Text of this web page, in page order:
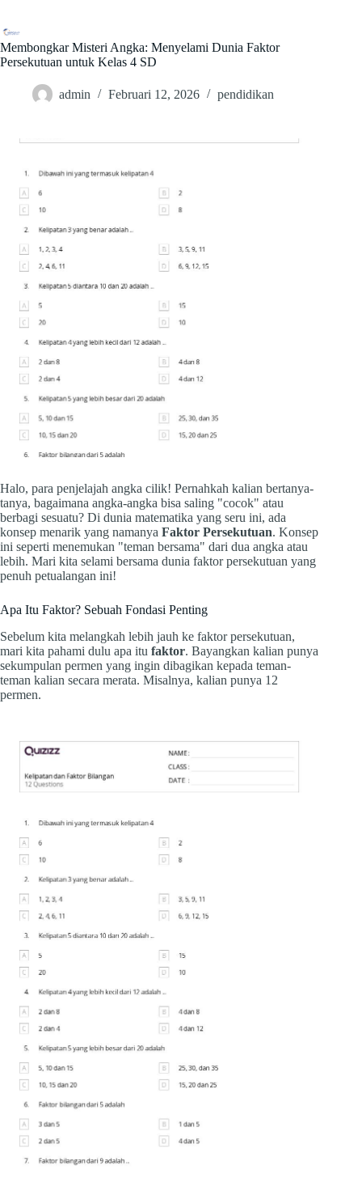
content
Membongkar Misteri Angka: Menyelami Dunia Faktor
Persekutuan untuk Kelas 4 SD
admin Februari 12, 2026 pendidikan
Halo, para penjelajah angka cilik! Pernahkah kalian bertanya-
tanya, bagaimana angka-angka bisa saling "cocok" atau
berbagi sesuatu? Di dunia matematika yang seru ini, ada
konsep menarik yang namanya Faktor Persekutuan. Konsep
ini seperti menemukan "teman bersama" dari dua angka atau
lebih. Mari kita selami bersama dunia faktor persekutuan yang
penuh petualangan ini!
Apa Itu Faktor? Sebuah Fondasi Penting
Sebelum kita melangkah lebih jauh ke faktor persekutuan,
mari kita pahami dulu apa itu faktor. Bayangkan kalian punya
sekumpulan permen yang ingin dibagikan kepada teman-
teman kalian secara merata. Misalnya, kalian punya 12
permen.